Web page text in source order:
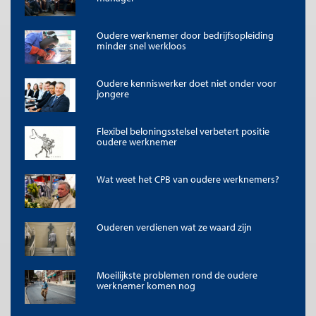
Financiële stimulansen voor vrijwillig vertrek
Arbeidstijdverkorting
Reduceren van lonen van alle werknemers
De laatste twee maatregelen zijn niet echt gericht op het
inkrimpen van het personeelsbestand in termen van personen,
maar zij geven wel een indruk van de mate waarin een
werkgever inkrimpen wil voorkomen.
Figuur 1: Beleidsvoorkeuren van Europese werkgevers
om invulling te geven aan inkrimpen van de organisatie
(N = 3625)
Oudere werknemer door bedrijfsopleiding
minder snel werkloos
Oudere kenniswerker doet niet onder voor
jongere
Flexibel beloningsstelsel verbetert positie
oudere werknemer
Wat weet het CPB van oudere werknemers?
Ouderen verdienen wat ze waard zijn
Moeilijkste problemen rond de oudere
werknemer komen nog